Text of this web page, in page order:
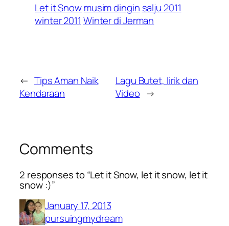
Let it Snowmusim dingin salju 2011
winter 2011 Winter di Jerman
← Tips Aman Naik
Kendaraan
Lagu Butet, lirik dan
Video →
Comments
2 responses to “Let it Snow, let it snow, let it
snow :)”
January 17, 2013
pursuingmydream